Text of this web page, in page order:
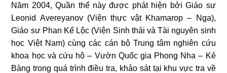
Năm 2004, Quần thể này được phát hiện bởi Giáo sư
Leonid Avereyanov (Viện thực vật Khamarop – Nga),
Giáo sư Phan Kế Lộc (Viện Sinh thái và Tài nguyên sinh
học Việt Nam) cùng các cán bộ Trung tâm nghiên cứu
khoa học và cứu hộ – Vườn Quốc gia Phong Nha – Kẻ
Bàng trong quá trình điều tra, khảo sát tại khu vực tra về